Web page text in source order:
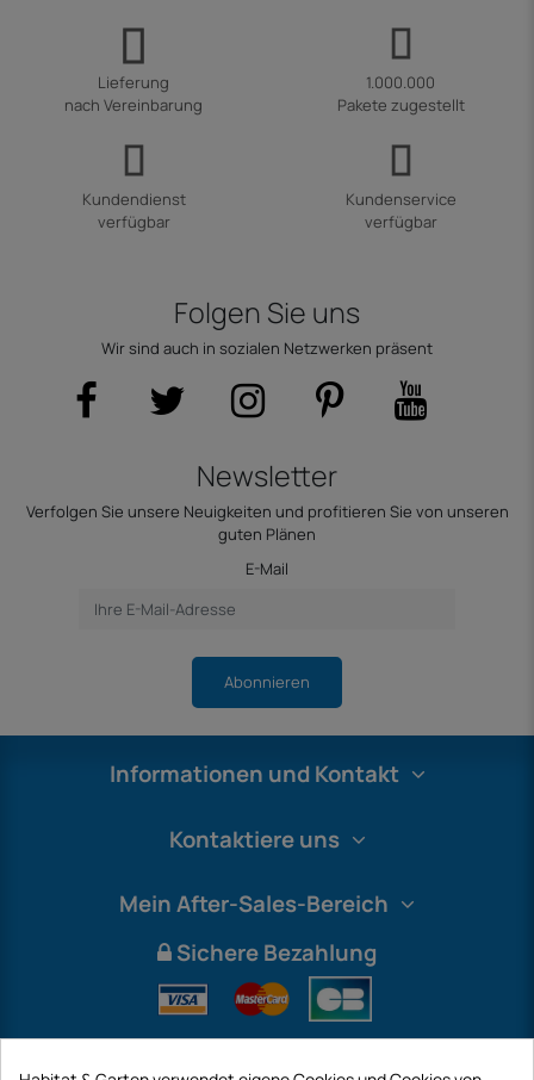
Lieferung
nach Vereinbarung
1.000.000
Pakete zugestellt
Kundendienst
verfügbar
Kundenservice
verfügbar
Folgen Sie uns
Wir sind auch in sozialen Netzwerken präsent
Newsletter
Verfolgen Sie unsere Neuigkeiten und profitieren Sie von unseren
guten Plänen
E-Mail
Abonnieren
Informationen und Kontakt
Kontaktiere uns
Mein After-Sales-Bereich
Sichere Bezahlung